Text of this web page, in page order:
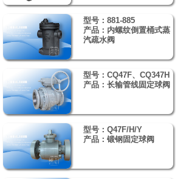
型号：881-885
产品：内螺纹倒置桶式蒸
汽疏水阀
型号：CQ47F、CQ347H
产品：长输管线固定球阀
型号：Q47F/H/Y
产品：锻钢固定球阀